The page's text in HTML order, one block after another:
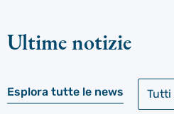
Ultime notizie
Esplora tutte le news